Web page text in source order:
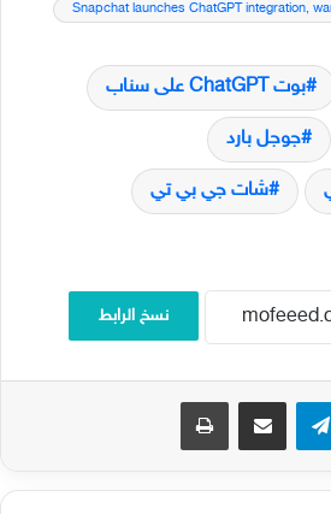
Snapchat launches ChatGPT integration,
بوت ChatGPT على سناب
جوجل بارد
شات جي بي تي
نسخ الرابط
تيلقرام مشاركة عبر البريد طباعة